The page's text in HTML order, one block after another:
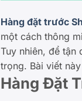
Hàng đặt trước
một cách thông
Tuy nhiên, để
trọng. Bài viết
Hàng Đặt